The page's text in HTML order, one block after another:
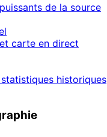
de la source
carte en direct
historiques